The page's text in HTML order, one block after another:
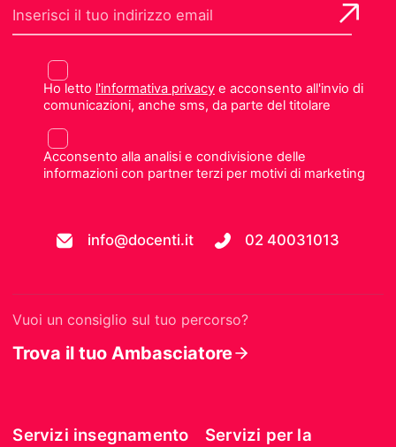
Ho letto l'informativa privacye acconsento all'invio di
comunicazioni, anche sms, da parte del titolare
Acconsento alla analisi e condivisione delle
informazioni con partner terzi per motivi di marketing
info@docenti.it 02 40031013
Vuoi un consiglio sul tuo percorso?
Trova il tuo Ambasciatore
Servizi insegnamento
Servizi per la